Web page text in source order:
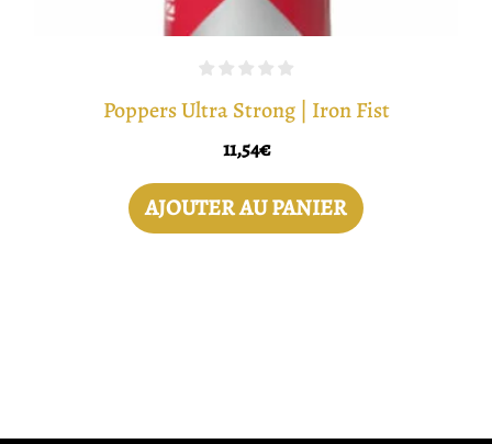
Poppers Ultra Strong | Iron Fist
11,54€
AJOUTER AU PANIER